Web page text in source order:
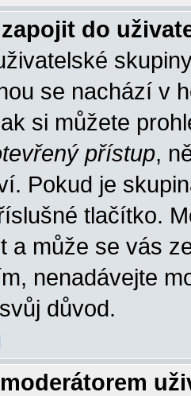
do
se nachází v
si můžete
přístup,
Pokud je
tlačítko.
a může se vás
nenadávejte
důvod.